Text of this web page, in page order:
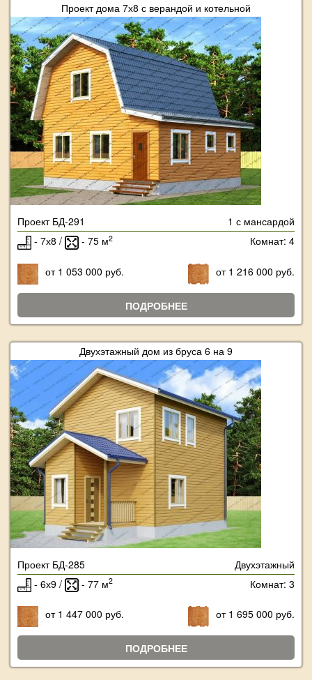
Проект дома 7х8 с верандой и котельной
Проект БД-291
1 с мансардой
- 7х8 /
- 75 м2 Комнат: 4
от 1 053 000 руб. от 1 216 000 руб.
ПОДРОБНЕЕ
Двухэтажный дом из бруса 6 на 9
Проект БД-285
Двухэтажный
- 6х9 /
- 77 м2 Комнат: 3
от 1 447 000 руб. от 1 695 000 руб.
ПОДРОБНЕЕ